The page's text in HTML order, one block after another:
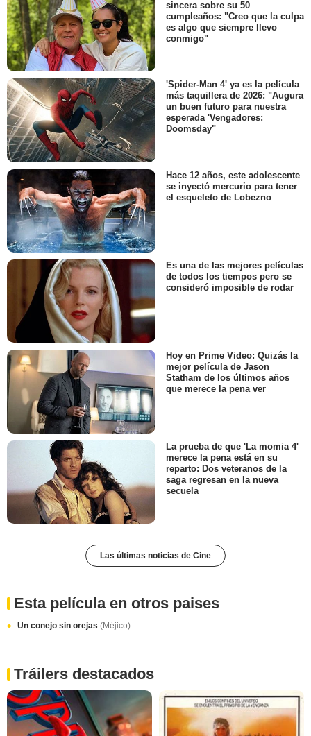
sincera sobre su 50
cumpleaños: "Creo que la culpa
es algo que siempre llevo
conmigo"
'Spider-Man 4' ya es la película
más taquillera de 2026: "Augura
un buen futuro para nuestra
esperada 'Vengadores:
Doomsday"
Hace 12 años, este adolescente
se inyectó mercurio para tener
el esqueleto de Lobezno
Es una de las mejores películas
de todos los tiempos pero se
consideró imposible de rodar
Hoy en Prime Video: Quizás la
mejor película de Jason
Statham de los últimos años
que merece la pena ver
La prueba de que 'La momia 4'
merece la pena está en su
reparto: Dos veteranos de la
saga regresan en la nueva
secuela
Las últimas noticias de Cine
Esta película en otros paises
Un conejo sin orejas (Méjico)
Tráilers destacados